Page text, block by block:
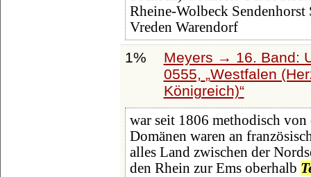
Rheine-Wolbeck
Vreden Warendorf
1%
Meyers → 16. Band:
0555,
Westfalen
Königreich)
war seit 1806 methodisch von
Domänen waren an
alles Land zwischen der
den Rhein zur Ems oberhalb